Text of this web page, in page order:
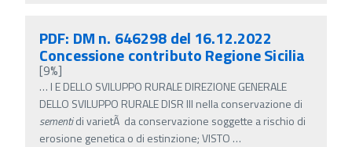
PDF: DM n. 646298 del 16.12.2022
Concessione contributo Regione Sicilia
[9%]
… I E DELLO SVILUPPO RURALE DIREZIONE GENERALE
DELLO SVILUPPO RURALE DISR III nella conservazione di
sementidi varietÃ da conservazione soggette a rischio di
erosione genetica o di estinzione; VISTO …